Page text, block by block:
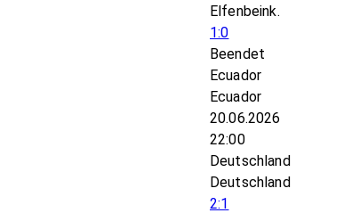
Elfenbeink.
1:0
Beendet
Ecuador
Ecuador
20.06.2026
22:00
Deutschland
Deutschland
2:1